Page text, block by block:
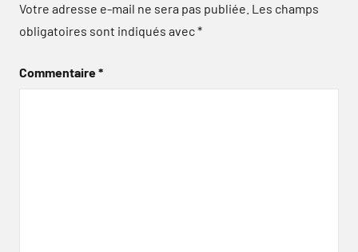
Votre adresse e-mail ne sera pas publiée. Les champs
obligatoires sont indiqués avec*
Commentaire*